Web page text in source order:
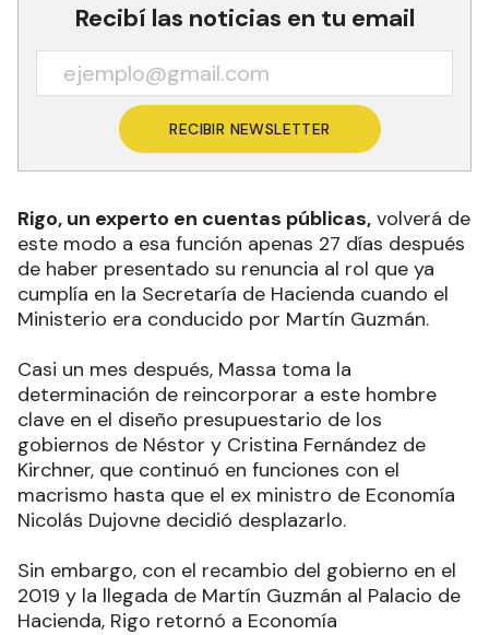
Recibí las noticias en tu email
RECIBIR NEWSLETTER
Rigo, un experto en cuentas públicas, volverá de
este modo a esa función apenas 27 días después
de haber presentado su renuncia al rol que ya
cumplía en la Secretaría de Hacienda cuando el
Ministerio era conducido por Martín Guzmán.
Casi un mes después, Massa toma la
determinación de reincorporar a este hombre
clave en el diseño presupuestario de los
gobiernos de Néstor y Cristina Fernández de
Kirchner, que continuó en funciones con el
macrismo hasta que el ex ministro de Economía
Nicolás Dujovne decidió desplazarlo.
Sin embargo, con el recambio del gobierno en el
2019 y la llegada de Martín Guzmán al Palacio de
Hacienda, Rigo retornó a Economía